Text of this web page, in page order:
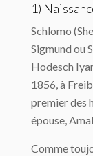
1)
Schlomo
Sigmund ou
Hodesch
1856, à
premier des
épouse,
Comme